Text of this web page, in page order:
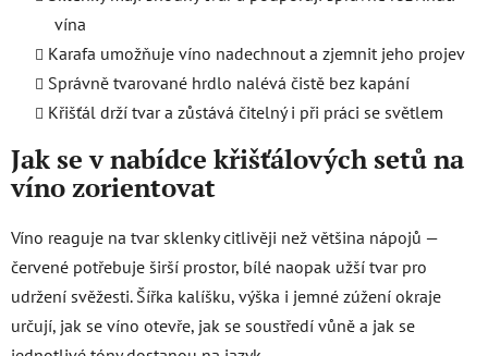
vína
Karafa umožňuje víno nadechnout a zjemnit jeho projev
Správně tvarované hrdlo nalévá čistě bez kapání
Křišťál drží tvar a zůstává čitelný i při práci se světlem
Jak se v nabídce křišťálových setů na
víno zorientovat
Víno reaguje na tvar sklenky citlivěji než většina nápojů —
červené potřebuje širší prostor, bílé naopak užší tvar pro
udržení svěžesti. Šířka kalíšku, výška i jemné zúžení okraje
určují, jak se víno otevře, jak se soustředí vůně a jak se